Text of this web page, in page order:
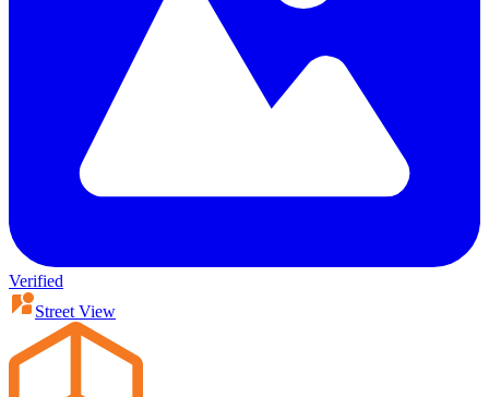
Verified
Street View